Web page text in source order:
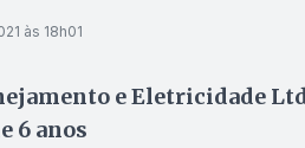
às 18h01
e Eletricidade
6 anos